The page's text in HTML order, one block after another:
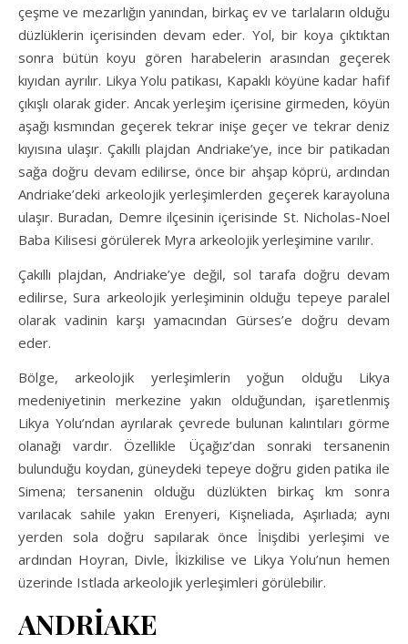
çeşme ve mezarlığın yanından, birkaç ev ve tarlaların olduğu
düzlüklerin içerisinden devam eder. Yol, bir koya çıktıktan
sonra bütün koyu gören harabelerin arasından geçerek
kıyıdan ayrılır. Likya Yolu patikası, Kapaklı köyüne kadar hafif
çıkışlı olarak gider. Ancak yerleşim içerisine girmeden, köyün
aşağı kısmından geçerek tekrar inişe geçer ve tekrar deniz
kıyısına ulaşır. Çakıllı plajdan Andriake’ye, ince bir patikadan
sağa doğru devam edilirse, önce bir ahşap köprü, ardından
Andriake’deki arkeolojik yerleşimlerden geçerek karayoluna
ulaşır. Buradan, Demre ilçesinin içerisinde St. Nicholas-Noel
Baba Kilisesi görülerek Myra arkeolojik yerleşimine varılır.
Çakıllı plajdan, Andriake’ye değil, sol tarafa doğru devam
edilirse, Sura arkeolojik yerleşiminin olduğu tepeye paralel
olarak vadinin karşı yamacından Gürses’e doğru devam
eder.
Bölge, arkeolojik yerleşimlerin yoğun olduğu Likya
medeniyetinin merkezine yakın olduğundan, işaretlenmiş
Likya Yolu’ndan ayrılarak çevrede bulunan kalıntıları görme
olanağı vardır. Özellikle Üçağız’dan sonraki tersanenin
bulunduğu koydan, güneydeki tepeye doğru giden patika ile
Simena; tersanenin olduğu düzlükten birkaç km sonra
varılacak sahile yakın Erenyeri, Kişneliada, Aşırlıada; aynı
yerden sola doğru sapılarak önce İnişdibi yerleşimi ve
ardından Hoyran, Divle, İkizkilise ve Likya Yolu’nun hemen
üzerinde Istlada arkeolojik yerleşimleri görülebilir.
ANDRİAKE